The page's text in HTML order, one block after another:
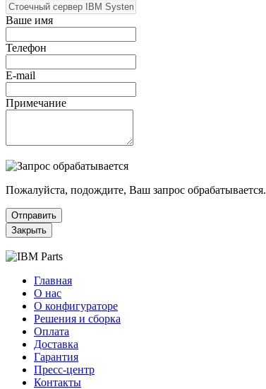
Ваше имя
Телефон
E-mail
Примечание
Пожалуйста, подождите, Ваш запрос обрабатывается.
Отправить
Закрыть
Главная
О нас
О конфигураторе
Решения и сборка
Оплата
Доставка
Гарантия
Пресс-центр
Контакты